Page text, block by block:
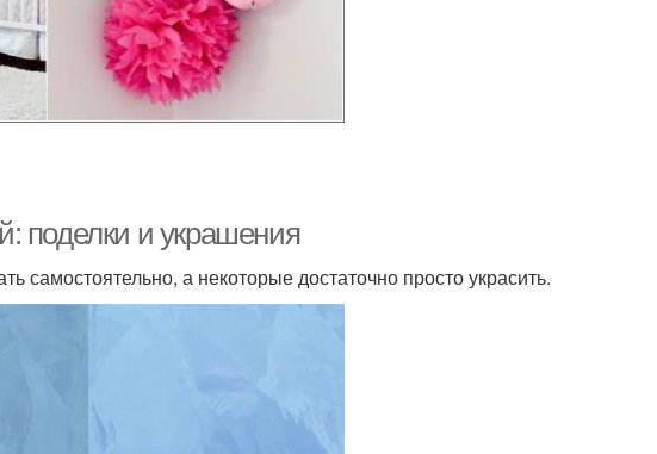
поделки и украшения
самостоятельно, а некоторые достаточно просто украсить.